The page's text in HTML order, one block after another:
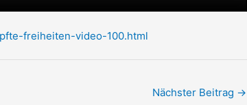
freiheiten-video-100.html
Nächster Beitrag →